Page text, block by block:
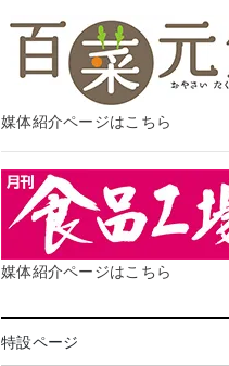
媒体紹介ページはこちら
媒体紹介ページはこちら
特設ページ